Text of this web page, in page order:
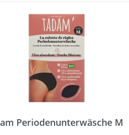
Periodenunterwäsche M